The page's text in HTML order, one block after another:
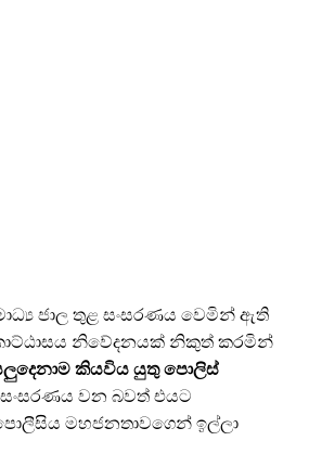
ජාල තුළ සංසරණය වෙමින් ඇති
නිවේදනයක් නිකුත් කරමින්
කියවිය යුතු පොලිස්
සංසරණය වන බවත් එයට
මහජනතාවගෙන් ඉල්ලා